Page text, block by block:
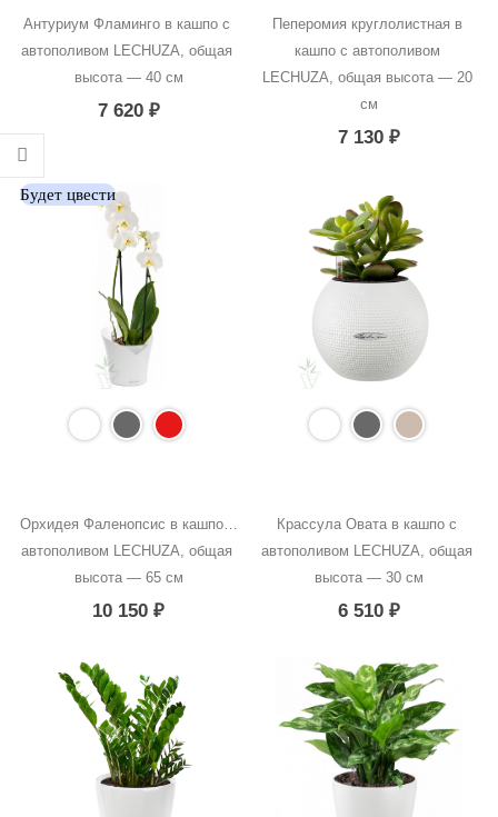
Антуриум Фламинго в кашпо с
автополивом LECHUZA, общая
высота — 40 см
7 620 ₽
Пеперомия круглолистная в
кашпо с автополивом
LECHUZA, общая высота — 20
см
7 130₽
Будет цвести
Орхидея Фаленопсис в кашпо с
автополивом LECHUZA, общая
высота — 65 см
10 150₽
Крассула Овата в кашпо с
автополивом LECHUZA, общая
высота — 30 см
6 510₽